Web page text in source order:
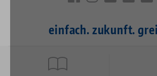
einfach. zukunft.
Quicklinks